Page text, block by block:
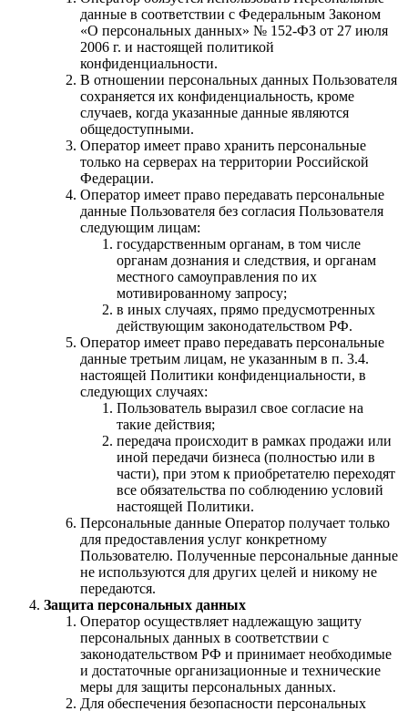
данные в соответствии с Федеральным Законом
«О персональных данных» № 152-ФЗ от 27 июля
2006 г. и настоящей политикой
конфиденциальности.
В отношении персональных данных Пользователя
сохраняется их конфиденциальность, кроме
случаев, когда указанные данные являются
общедоступными.
Оператор имеет право хранить персональные
только на серверах на территории Российской
Федерации.
Оператор имеет право передавать персональные
данные Пользователя без согласия Пользователя
следующим лицам:
государственным органам, в том числе
органам дознания и следствия, и органам
местного самоуправления по их
мотивированному запросу;
в иных случаях, прямо предусмотренных
действующим законодательством РФ.
Оператор имеет право передавать персональные
данные третьим лицам, не указанным в п. 3.4.
настоящей Политики конфиденциальности, в
следующих случаях:
Пользователь выразил свое согласие на
такие действия;
передача происходит в рамках продажи или
иной передачи бизнеса (полностью или в
части), при этом к приобретателю переходят
все обязательства по соблюдению условий
настоящей Политики.
Персональные данные Оператор получает только
для предоставления услуг конкретному
Пользователю. Полученные персональные данные
не используются для других целей и никому не
передаются.
Защита персональных данных
Оператор осуществляет надлежащую защиту
персональных данных в соответствии с
законодательством РФ и принимает необходимые
и достаточные организационные и технические
меры для защиты персональных данных.
Для обеспечения безопасности персональных